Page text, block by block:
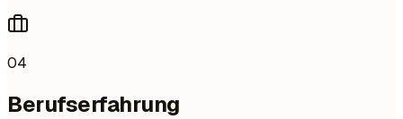
04
Berufserfahrung